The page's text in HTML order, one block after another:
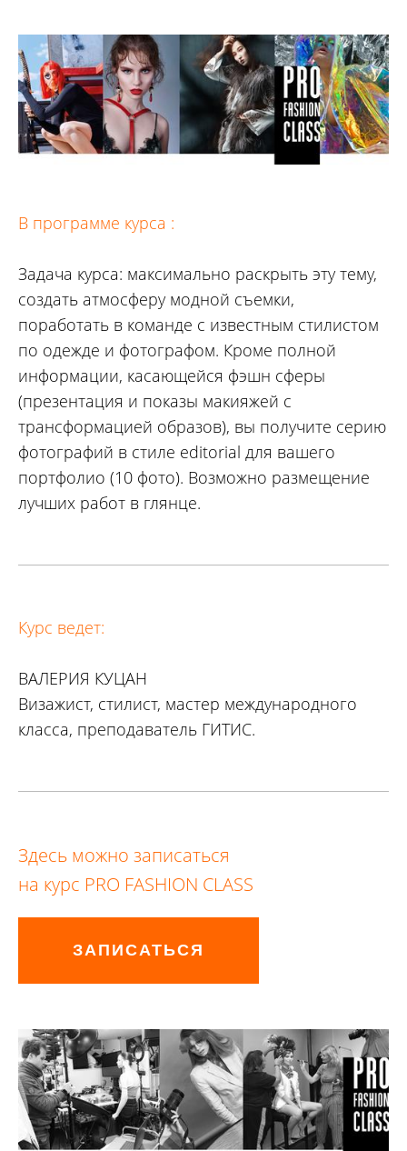
В программе курса :
Задача курса: максимально раскрыть эту тему,
создать атмосферу модной съемки,
поработать в команде с известным стилистом
по одежде и фотографом. Кроме полной
информации, касающейся фэшн сферы
(презентация и показы макияжей с
трансформацией образов), вы получите серию
фотографий в стиле editorial для вашего
портфолио (10 фото). Возможно размещение
лучших работ в глянце.
Курс ведет:
ВАЛЕРИЯ КУЦАН
Визажист, стилист, мастер международного
класса, преподаватель ГИТИС.
Здесь можно записаться
на курс PRO FASHION CLASS
ЗАПИСАТЬСЯ